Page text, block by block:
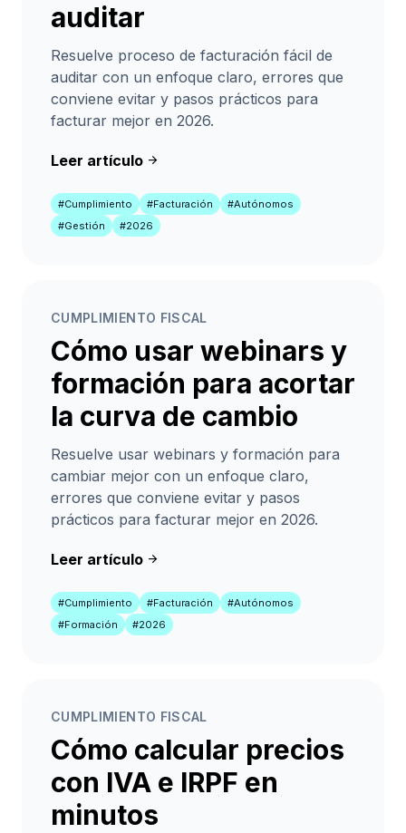
auditar
Resuelve proceso de facturación fácil de
auditar con un enfoque claro, errores que
conviene evitar y pasos prácticos para
facturar mejor en 2026.
Leer artículo arrow_forward
#Cumplimiento #Facturación
#Autónomos
#Gestión
#2026
CUMPLIMIENTO FISCAL
Cómo usar webinars y
formación para acortar
la curva de cambio
Resuelve usar webinars y formación para
cambiar mejor con un enfoque claro,
errores que conviene evitar y pasos
prácticos para facturar mejor en 2026.
Leer artículo arrow_forward
#Cumplimiento #Facturación
#Autónomos
#Formación
#2026
CUMPLIMIENTO FISCAL
Cómo calcular precios
con IVA e IRPF en
minutos